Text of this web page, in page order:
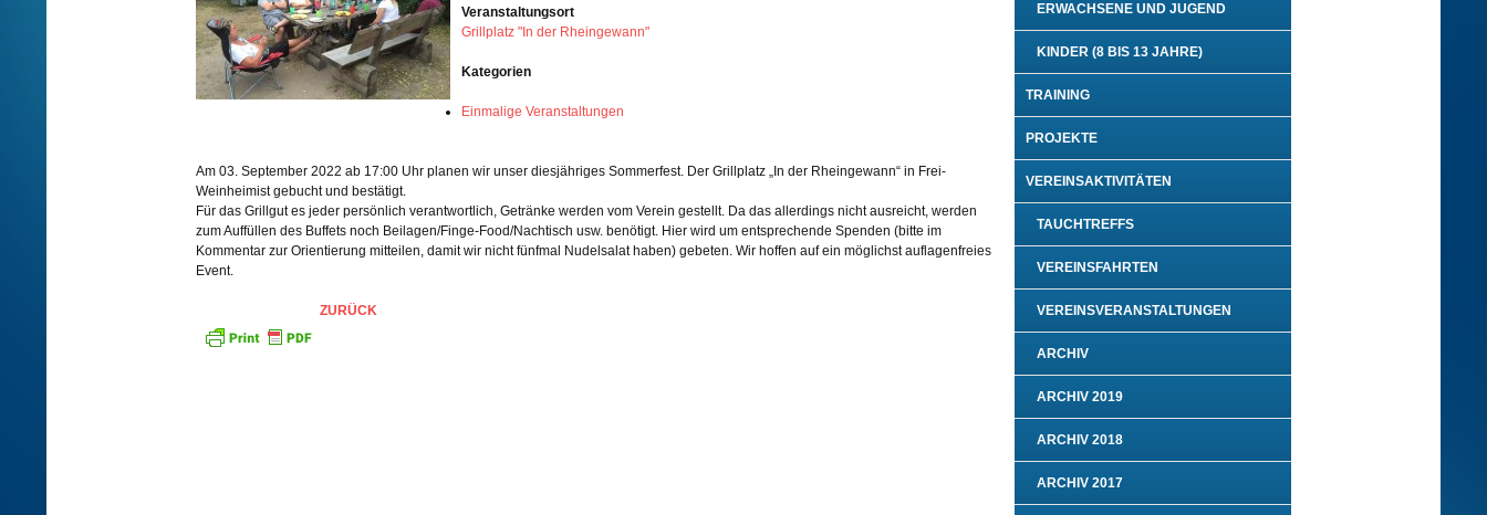
Veranstaltungsort
Grillplatz "In der Rheingewann"
Kategorien
Einmalige Veranstaltungen
Am 03. September 2022 ab 17:00 Uhr planen wir unser diesjähriges Sommerfest. Der Grillplatz „In der Rheingewann“ in Frei-
Weinheimist gebucht und bestätigt.
Für das Grillgut es jeder persönlich verantwortlich, Getränke werden vom Verein gestellt. Da das allerdings nicht ausreicht, werden
zum Auffüllen des Buffets noch Beilagen/Finge-Food/Nachtisch usw. benötigt. Hier wird um entsprechende Spenden (bitte im
Kommentar zur Orientierung mitteilen, damit wir nicht fünfmal Nudelsalat haben) gebeten. Wir hoffen auf ein möglichst auflagenfreies
Event.
ZURÜCK
ERWACHSENE UND JUGEND
KINDER (8 BIS 13 JAHRE)
TRAINING
PROJEKTE
VEREINSAKTIVITÄTEN
TAUCHTREFFS
VEREINSFAHRTEN
VEREINSVERANSTALTUNGEN
ARCHIV
ARCHIV 2019
ARCHIV 2018
ARCHIV 2017